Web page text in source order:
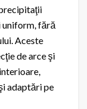
uniform, fără
Aceste
de arce şi
adaptări pe